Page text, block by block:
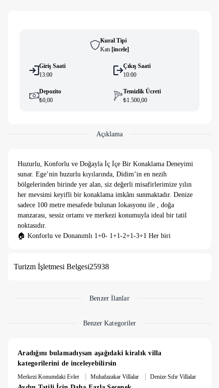
Kural Tipi
Katı [i̇ncele]
Giriş Saati
13:00
Çıkış Saati
10:00
Depozito
₺0,00
Temizlik Ücreti
₺1.500,00
Açıklama
Huzurlu, Konforlu ve Doğayla İç İçe Bir Konaklama Deneyimi
sunar. Ege’nin huzurlu kıyılarında, Didim’in en nezih
bölgelerinden birinde yer alan, siz değerli misafirlerimize yılın
her mevsimi keyifli bir konaklama imkânı sunmaktadır. Denize
sadece 100 metre mesafede bulunan lokasyonu ile , doğa
manzarası, sessiz ortamı ve merkezi konumuyla ideal bir tatil
noktasıdır.
🏠 Konforlu ve Donanımlı 1+0- 1+1-2+1-3+1 Her biri
ve 24 saat sıcak su gibi tüm imkanlar mevcuttur. Geniş
mevcuttur. Böylece yemeklerinizi kendi isteğinize göre
keyifli bir mangal deneyimi de yaşayabilirsiniz.
🌊 Denize Yalnızca 2 Dakika
Didim’in en temiz ve sakin plajlarından biri olan Devlet
Demiryolları Plajı, pansiyonumuza yürüyerek sadece 2 dakika
Turizm İşletmesi Belgesi25938
Benzer İlanlar
Benzer Kategoriler
Aradığını bulamadıysan aşağıdaki kiralık villa
kategorilerini de inceleyebilirsin
Merkezi Konumdaki Evler | Muhafazakar Villalar | Denize Sıfır Villalar